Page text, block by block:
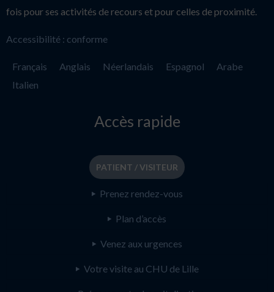
fois pour ses activités de recours et pour celles de proximité.
Accessibilité : conforme
Français Anglais Néerlandais Espagnol
Arabe
Italien
Accès rapide
PATIENT / VISITEUR
Prenez rendez-vous
Plan d’accès
Venez aux urgences
Votre visite au CHU de Lille